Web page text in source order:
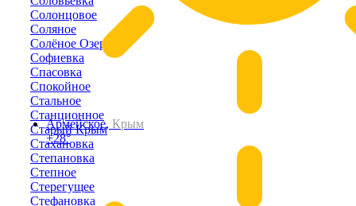
Армейское, Крым
+28°
Солонцовое
Соляное
Солёное Озеро
Софиевка
Спасовка
Спокойное
Стальное
Станционное
Старый Крым
Стахановка
Степановка
Степное
Стерегущее
Стефановка